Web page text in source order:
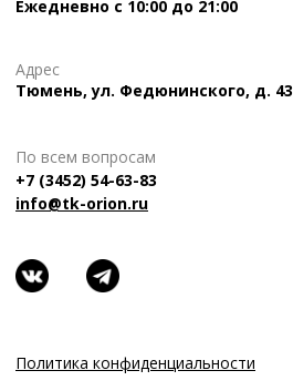
Ежедневно с 10:00 до 21:00
Адрес
Тюмень, ул. Федюнинского, д. 43
По всем вопросам
+7 (3452) 54-63-83
info@tk-orion.ru
Политика конфиденциальности